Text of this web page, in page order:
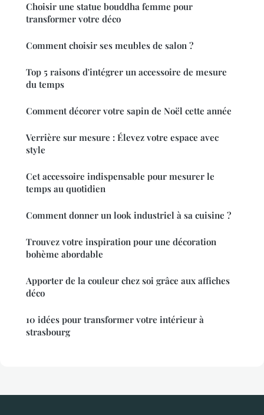
Choisir une statue bouddha femme pour
transformer votre déco
Comment choisir ses meubles de salon ?
Top 5 raisons d'intégrer un accessoire de mesure
du temps
Comment décorer votre sapin de Noël cette année
Verrière sur mesure : Élevez votre espace avec
style
Cet accessoire indispensable pour mesurer le
temps au quotidien
Comment donner un look industriel à sa cuisine ?
Trouvez votre inspiration pour une décoration
bohème abordable
Apporter de la couleur chez soi grâce aux affiches
déco
10 idées pour transformer votre intérieur à
strasbourg